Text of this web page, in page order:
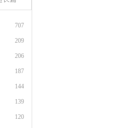
707
209
206
187
144
139
120